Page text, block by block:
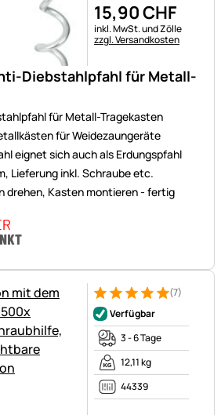
Diebstahlpfahl für Metall-
für Metall-Tragekasten
für Weidezaungeräte
eignet sich auch als Erdungspfahl
Lieferung inkl. Schraube etc.
drehen, Kasten montieren - fertig
15,90CHF
Steuerhinweis:
inkl. MwSt. und Zölle
zzgl. Versandkosten
Bewertung: 5 von 5 (7
7 Bewertungen
(7)
Verfügbar
3 - 6 Tage
12,11 kg
44339